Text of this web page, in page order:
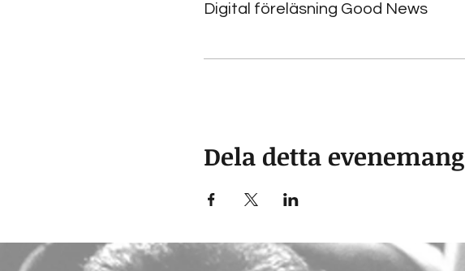
Digital föreläsning Good News
Dela detta evenemang